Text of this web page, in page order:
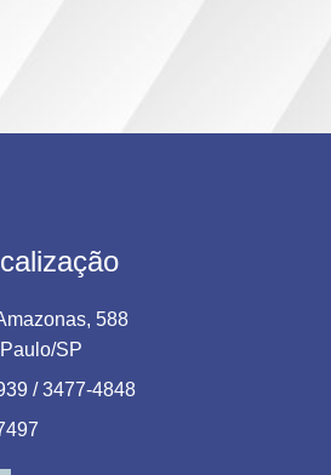
588
SP
/ 3477-4848